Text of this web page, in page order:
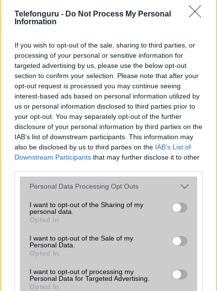
Telefonguru - Do Not Process My Personal
Information
If you wish to opt-out of the sale, sharing to third parties, or
processing of your personal or sensitive information for
targeted advertising by us, please use the below opt-out
section to confirm your selection. Please note that after your
opt-out request is processed you may continue seeing
interest-based ads based on personal information utilized by
us or personal information disclosed to third parties prior to
your opt-out. You may separately opt-out of the further
disclosure of your personal information by third parties on the
IAB’s list of downstream participants. This information may
also be disclosed by us to third parties on the IAB’s List of
Downstream Participants that may further disclose it to other
Please note that this website/app uses one or more Google
not limited to your visit or usage behaviour. You may click to
grant or deny consent to Google and its third-party tags to
use your data for below specified purposes in below Google
consent section.
Personal Data Processing Opt Outs
I want to opt-out of the Sharing of my
personal data.
Opted In
I want to opt-out of the Sale of my
Personal Data.
Opted In
I want to opt-out of processing my
Personal Data for Targeted Advertising.
Opted In
iPhone 18 bemutató dátum - ekkor
csúcsmobilokról
2026.06.29| Phone Arena
A szeptemberi eseményen az iPhone 18 Pro modellek
mellett a régóta pletykált hajlítható iPhone Ultra is
bemutatkozhat, miközben az áremelésekről szóló
találgatások továbbra is beárnyékolják a rajtot.
Az Android rejtett automatizmusai: hat
funkció, amely észrevétlenül könnyíti
meg a mindennapokat
2026.06.14| Android Police
Sok felhasználó külön alkalmazásokra esküszik, pedig az
amelyek maguktól dolgoznak a háttérben.
Ez a rejtett Samsung funkció teljesen
megváltoztatja a mobilhasználatot –
sokan mégsem tudnak róla
2026.07.12 | Android Central
Az Edge Panel az egyik leghasznosabb funkció, amely
jelentősen felgyorsítja a mindennapi használatot,